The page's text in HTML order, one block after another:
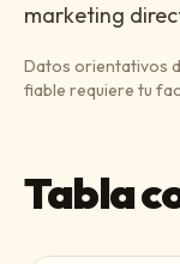
marketing
Datos orientativos
fiable requiere tu
Tabla